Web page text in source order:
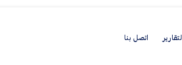
التقارير اتصل بنا